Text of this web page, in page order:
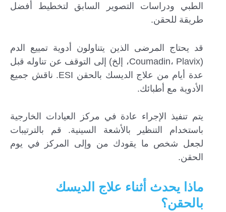
الطبي ودراسات التصوير السابق لتخطيط أفضل
طريقة للحقن.
قد يحتاج المرضى الذين يتناولون أدوية تمييع الدم
(Coumadin، Plavix، إلخ) إلى التوقف عن تناوله قبل
عدة أيام من علاج الديسك بالحقن ESI. ناقش جميع
الأدوية مع أطبائك.
يتم تنفيذ الإجراء عادة في مركز العيادات الخارجية
باستخدام التنظير بالأشعة السينية. قم بالترتيبات
لجعل شخص ما يقودك من وإلى المركز في يوم
الحقن.
ماذا يحدث أثناء علاج الديسك
بالحقن؟